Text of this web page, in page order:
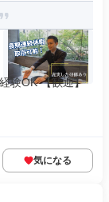
験OK 【歓迎】
気になる